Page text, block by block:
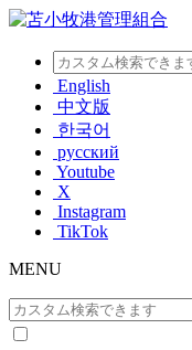
English
中文版
한국어
русский
Youtube
X
Instagram
TikTok
MENU